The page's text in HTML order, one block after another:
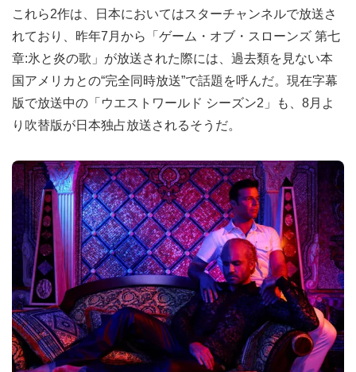
これら2作は、日本においてはスターチャンネルで放送さ
れており、昨年7月から「ゲーム・オブ・スローンズ 第七
章:氷と炎の歌」が放送された際には、過去類を見ない本
国アメリカとの“完全同時放送”で話題を呼んだ。現在字幕
版で放送中の「ウエストワールド シーズン2」も、8月よ
り吹替版が日本独占放送されるそうだ。